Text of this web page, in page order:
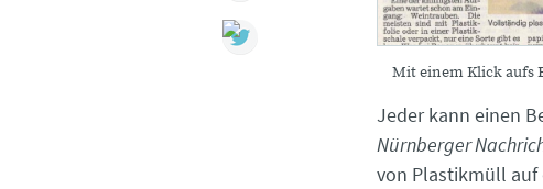
Mit einem Klick aufs
Jeder kann einen
Nürnberger
von Plastikmüll auf